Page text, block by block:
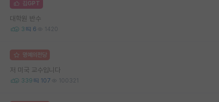
김GPT
대학원 반수
3 6 1420
명예의전당
저 미국 교수입니다
339 107 100321